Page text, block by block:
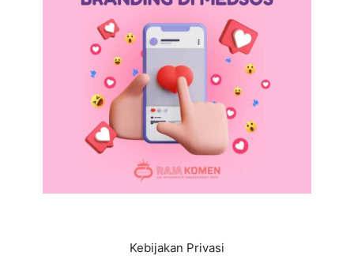
Kebijakan Privasi